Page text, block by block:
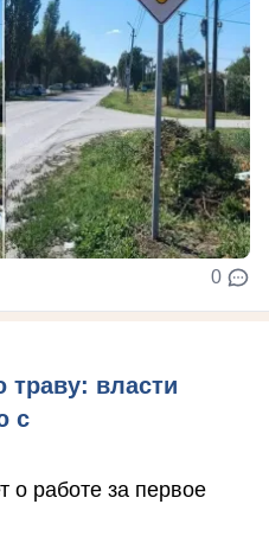
0
траву: власти
с
о работе за первое